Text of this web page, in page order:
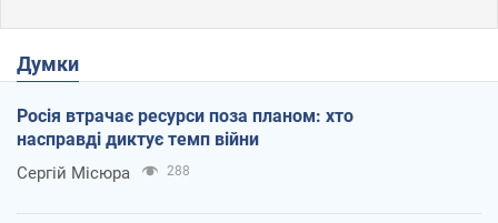
Думки
Росія втрачає ресурси поза планом: хто
насправді диктує темп війни
Сергій Місюра 288